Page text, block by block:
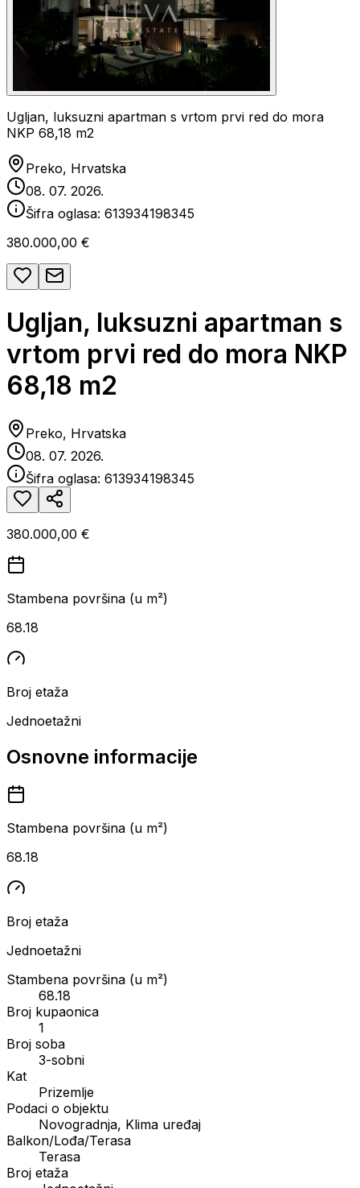
Ugljan, luksuzni apartman s vrtom prvi red do mora
NKP 68,18 m2
Preko, Hrvatska
08. 07. 2026.
Šifra oglasa: 613934198345
380.000,00 €
Ugljan, luksuzni apartman s
vrtom prvi red do mora NKP
68,18 m2
Preko, Hrvatska
08. 07. 2026.
Šifra oglasa: 613934198345
380.000,00 €
Stambena površina (u m²)
68.18
Broj etaža
Jednoetažni
Osnovne informacije
Stambena površina (u m²)
68.18
Broj etaža
Jednoetažni
Stambena površina (u m²)
68.18
Broj kupaonica
1
Broj soba
3-sobni
Kat
Prizemlje
Podaci o objektu
Novogradnja, Klima uređaj
Balkon/Lođa/Terasa
Terasa
Broj etaža